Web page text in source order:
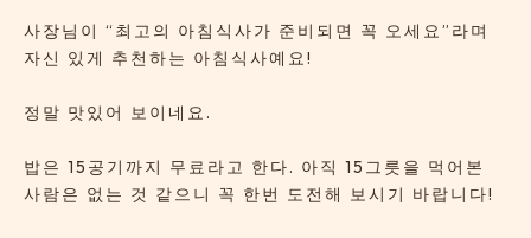
사장님이 “최고의 아침식사가 준비되면 꼭 오세요”라며
자신 있게 추천하는 아침식사예요!
정말 맛있어 보이네요.
밥은 15공기까지 무료라고 한다. 아직 15그릇을 먹어본
사람은 없는 것 같으니 꼭 한번 도전해 보시기 바랍니다!